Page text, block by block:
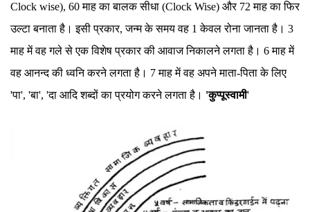
Clock wise), 60 माह का बालक सीधा (Clock Wise) और 72 माह का फिर
उल्टा बनाता है। इसी प्रकार, जन्म के समय वह 1 केवल रोना जानता है। 3
माह में वह गले से एक विशेष प्रकार की आवाज निकालने लगता है। 6 माह में
वह आनन्द की ध्वनि करने लगता है। 7 माह में वह अपने माता-पिता के लिए
'पा', 'बा', 'दा आदि शब्दों का प्रयोग करने लगता है। 'कुप्पूस्वामी'